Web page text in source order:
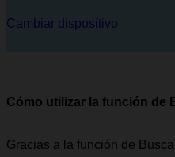
Cambiar dispositivo
Cómo utilizar la función de
Gracias a la función de